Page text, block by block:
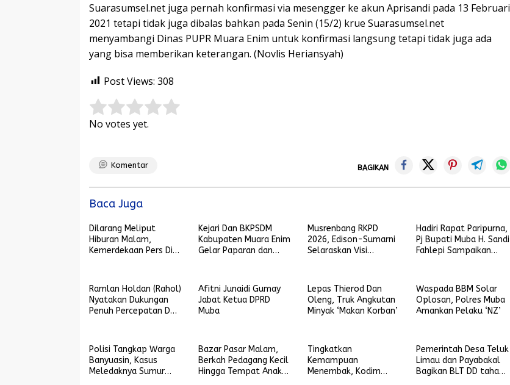
Suarasumsel.net juga pernah konfirmasi via mesengger ke akun Aprisandi pada 13 Februari
2021 tetapi tidak juga dibalas bahkan pada Senin (15/2) krue Suarasumsel.net
menyambangi Dinas PUPR Muara Enim untuk konfirmasi langsung tetapi tidak juga ada
yang bisa memberikan keterangan. (Novlis Heriansyah)
Post Views: 308
Rate this item:
No votes yet.
Komentar BAGIKAN
Baca Juga
Dilarang Meliput
Hiburan Malam,
Kemerdekaan Pers Diuji
Kejari Dan BKPSDM
Kabupaten Muara Enim
Gelar Paparan dan
Musrenbang RKPD
2026, Edison-Sumarni
Selaraskan Visi
Hadiri Rapat Paripurna,
Pj Bupati Muba H. Sandi
Fahlepi Sampaikan
Ramlan Holdan (Rahol)
Nyatakan Dukungan
Penuh Percepatan DOB
Afitni Junaidi Gumay
Jabat Ketua DPRD
Muba
Lepas Thierod Dan
Oleng, Truk Angkutan
Minyak ‘Makan Korban’
Waspada BBM Solar
Oplosan, Polres Muba
Amankan Pelaku ‘NZ’
Polisi Tangkap Warga
Banyuasin, Kasus
Meledaknya Sumur
Bazar Pasar Malam,
Berkah Pedagang Kecil
Hingga Tempat Anak
Tingkatkan
Kemampuan
Menembak, Kodim
Pemerintah Desa Teluk
Limau dan Payabakal
Bagikan BLT DD tahap